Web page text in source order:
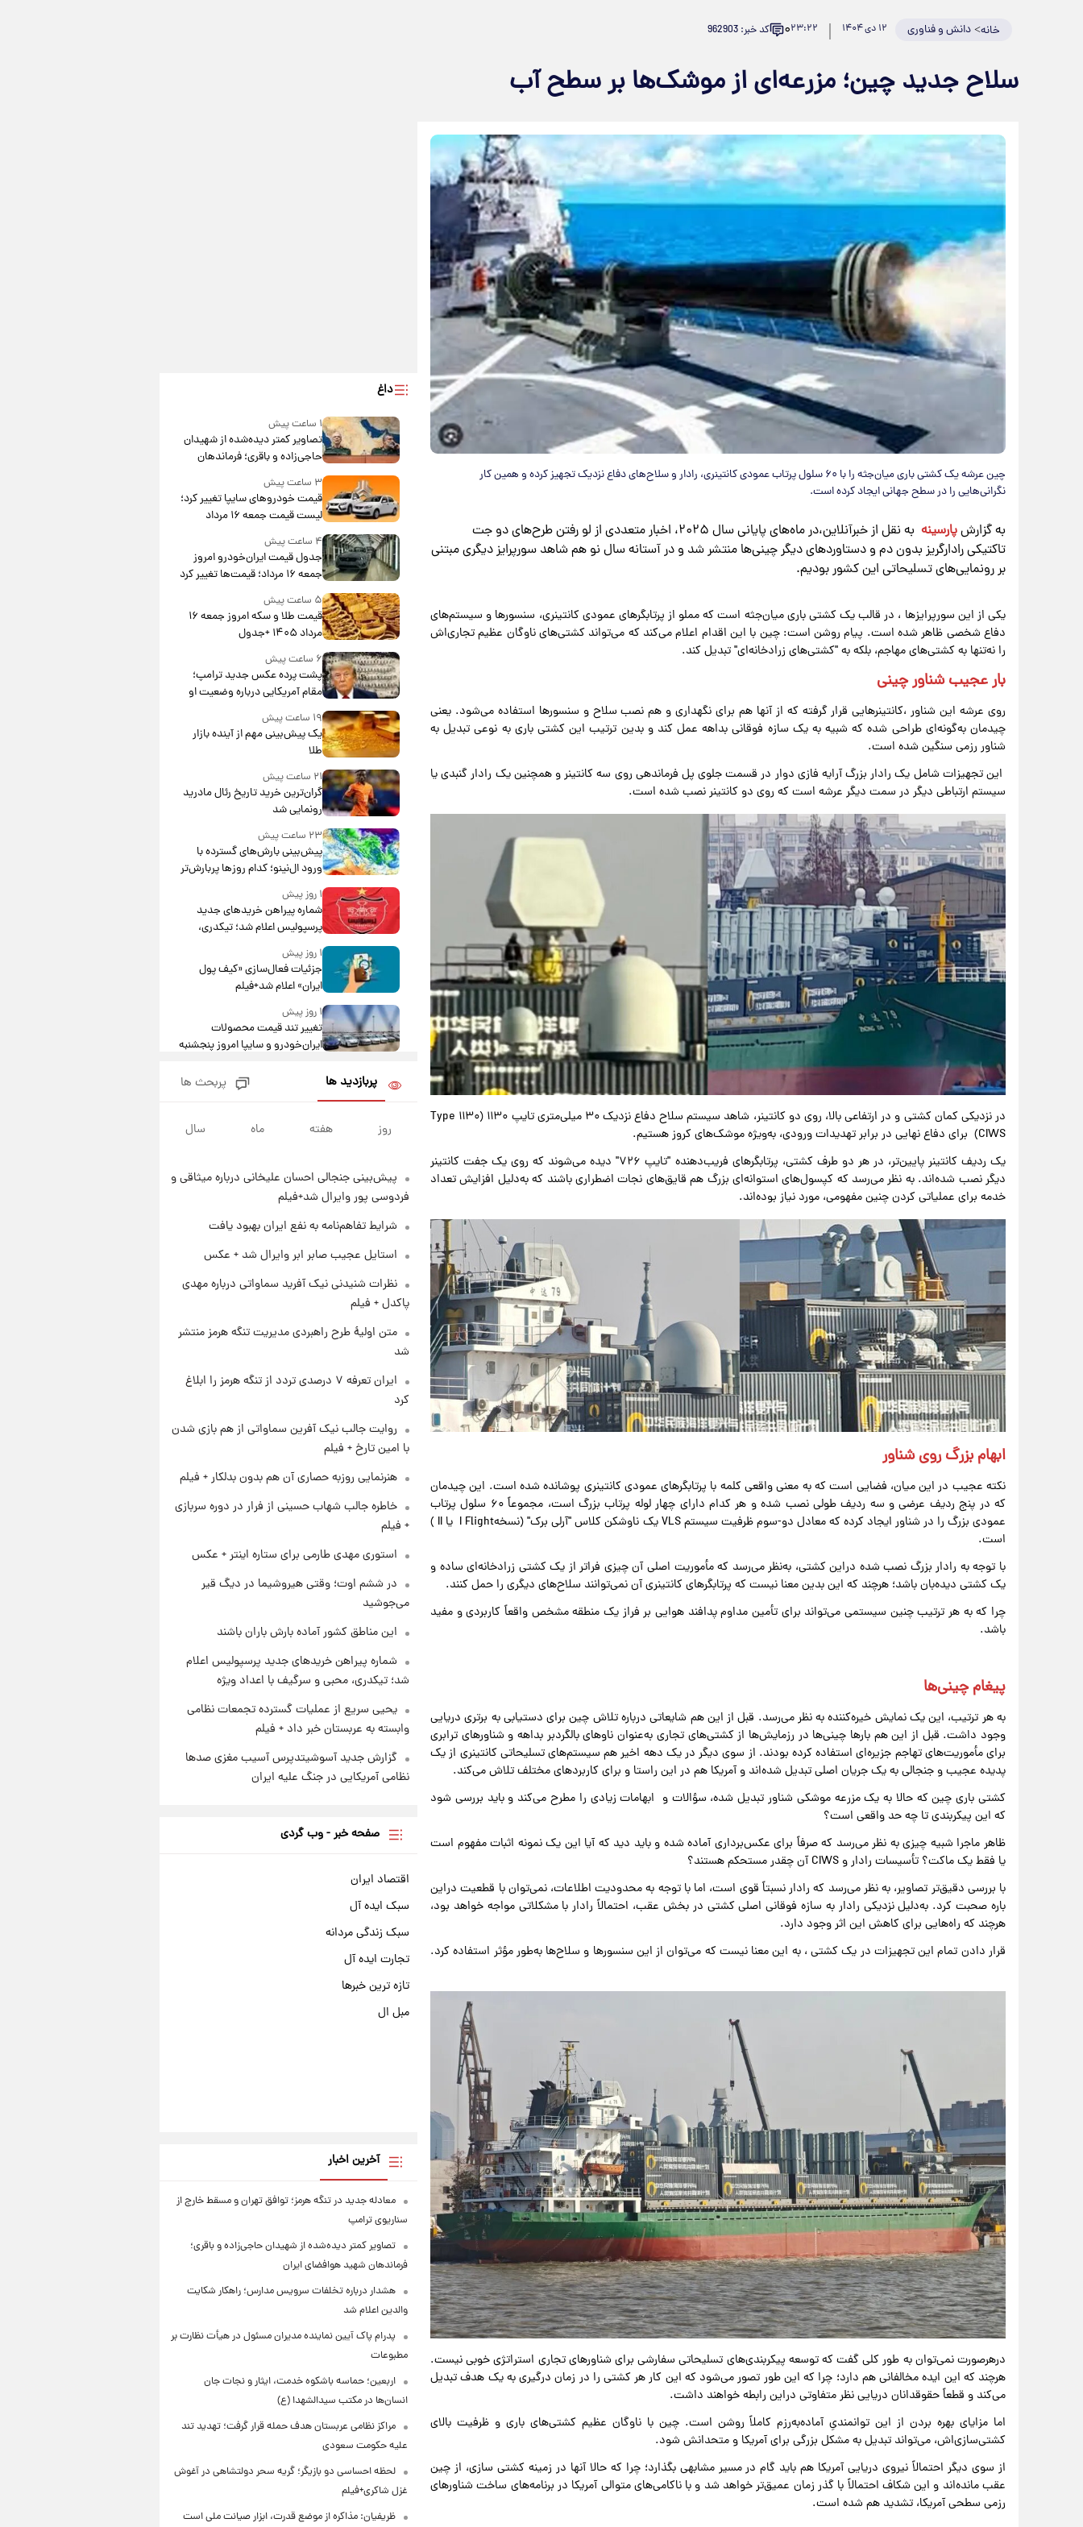
خانه>دانش و فناوری ۱۲ دی ۱۴۰۴ ۲۳:۲۲۰ کد خبر: 962903
سلاح جدید چین؛ مزرعه‌ای از موشک‌ها بر سطح آب
چین عرشه یک کشتی باری میان‌جثه را با ۶۰ سلول پرتاب عمودی کانتینری، رادار و سلاح‌های دفاع نزدیک تجهیز کرده و همین کار
نگرانی‌هایی را در سطح جهانی ایجاد کرده است.
به گزارشپارسینه
به نقل از خبرآنلاین،در ماه‌های پایانی سال ۲۰۲۵، اخبار متعددی از لو رفتن طرح‌های دو جت
تاکتیکی رادارگریز بدون دم و دستاوردهای دیگر چینی‌ها منتشر شد و در آستانه سال نو هم شاهد سورپرایز دیگری مبتنی
بر رونمایی‌های تسلیحاتی این کشور بودیم.
یکی از این سورپرایزها ، در قالب یک کشتی باری میان‌جثه است که مملو از پرتابگرهای عمودی کانتینری، سنسورها و سیستم‌های
دفاع شخصی ظاهر شده است. پیام روشن است: چین با این اقدام اعلام می‌کند که می‌تواند کشتی‌های ناوگان عظیم تجاری‌اش
را نه‌تنها به کشتی‌های مهاجم، بلکه به "کشتی‌های زرادخانه‌ای" تبدیل کند.
بار عجیب شناور چینی
روی عرشه این شناور ،کانتینرهایی قرار گرفته که از آنها هم برای نگهداری و هم نصب سلاح و سنسورها استفاده می‌شود. یعنی
چیدمان به‌گونه‌ای طراحی شده که شبیه به یک سازه فوقانی بداهه عمل کند و بدین ترتیب این کشتی باری به نوعی تبدیل به
شناور رزمی سنگین شده است.
این تجهیزات شامل یک رادار بزرگ آرایه فازی دوار در قسمت جلوی پل فرماندهی روی سه کانتینر و همچنین یک رادار گنبدی یا
سیستم ارتباطی دیگر در سمت دیگر عرشه است که روی دو کانتینر نصب شده است.
در نزدیکی کمان کشتی و در ارتفاعی بالا، روی دو کانتینر، شاهد سیستم سلاح دفاع نزدیک ۳۰ میلی‌متری تایپ ۱۱۳۰ (Type ۱۱۳۰
CIWS) برای دفاع نهایی در برابر تهدیدات ورودی، به‌ویژه موشک‌های کروز هستیم.
یک ردیف کانتینر پایین‌تر، در هر دو طرف کشتی، پرتابگرهای فریب‌دهنده "تایپ ۷۲۶" دیده می‌شوند که روی یک جفت کانتینر
دیگر نصب شده‌اند. به نظر می‌رسد که کپسول‌های استوانه‌ای بزرگ هم قایق‌های نجات اضطراری باشند که به‌دلیل افزایش تعداد
خدمه برای عملیاتی کردن چنین مفهومی، مورد نیاز بوده‌اند.
ابهام بزرگ روی شناور
نکته عجیب در این میان، فضایی است که به معنی واقعی کلمه با پرتابگرهای عمودی کانتینری پوشانده شده است. این چیدمان
که در پنج ردیف عرضی و سه ردیف طولی نصب شده و هر کدام دارای چهار لوله پرتاب بزرگ است، مجموعاً ۶۰ سلول پرتاب
عمودی بزرگ را در شناور ایجاد کرده که معادل دو-سوم ظرفیت سیستم VLS یک ناوشکن کلاس "آرلی برک" (نسخهI Flight یا II )
است.
با توجه به رادار بزرگ نصب شده دراین کشتی، به‌نظر می‌رسد که مأموریت اصلی آن چیزی فراتر از یک کشتی زرادخانه‌ای ساده و
یک کشتی دیده‌بان باشد؛ هرچند که این بدین معنا نیست که پرتابگرهای کانتینری آن نمی‌توانند سلاح‌های دیگری را حمل کنند.
چرا که به هر ترتیب چنین سیستمی می‌تواند برای تأمین مداوم پدافند هوایی بر فراز یک منطقه مشخص واقعاً کاربردی و مفید
باشد.
پیغام چینی‌ها
به هر ترتیب، این یک نمایش خیره‌کننده به نظر می‌رسد. قبل از این هم شایعاتی درباره تلاش چین برای دستیابی به برتری دریایی
وجود داشت. قبل از این هم بارها چینی‌ها در رزمایش‌ها از کشتی‌های تجاری به‌عنوان ناوهای بالگردبر بداهه و شناورهای ترابری
برای مأموریت‌های تهاجم جزیره‌ای استفاده کرده‌ بودند. از سوی دیگر در یک دهه اخیر هم سیستم‌های تسلیحاتی کانتینری از یک
پدیده عجیب و جنجالی به یک جریان اصلی تبدیل شده‌اند و آمریکا هم در این راستا و برای کاربردهای مختلف تلاش می‌کند.
کشتی باری چین که حالا به یک مزرعه موشکی شناور تبدیل شده، سؤالات و ابهامات زیادی را مطرح می‌کند و باید بررسی شود
که این پیکربندی تا چه حد واقعی است؟
ظاهر ماجرا شبیه چیزی به نظر می‌رسد که صرفاً برای عکس‌برداری آماده شده و باید دید که آیا این یک نمونه اثبات مفهوم است
یا فقط یک ماکت؟ تأسیسات رادار و CIWS آن چقدر مستحکم هستند؟
با بررسی دقیق‌تر تصاویر، به نظر می‌رسد که رادار نسبتاً قوی است، اما با توجه به محدودیت اطلاعات، نمی‌توان با قطعیت دراین
باره صحبت کرد. به‌دلیل نزدیکی رادار به سازه فوقانی اصلی کشتی در بخش عقب، احتمالاً رادار با مشکلاتی مواجه خواهد بود،
هرچند که راه‌هایی برای کاهش این اثر وجود دارد.
قرار دادن تمام این تجهیزات در یک کشتی ، به این معنا نیست که می‌توان از این سنسورها و سلاح‌ها به‌طور مؤثر استفاده کرد.
درهرصورت نمی‌توان به طور کلی گفت که توسعه پیکربندی‌های تسلیحاتی سفارشی برای شناورهای تجاری استراتژی خوبی نیست.
هرچند که این ایده مخالفانی هم دارد؛ چرا که این طور تصور می‌شود که این کار هر کشتی را در زمان درگیری به یک هدف تبدیل
می‌کند و قطعاً حقوقدانان دریایی نظر متفاوتی دراین رابطه خواهند داشت.
اما مزایای بهره بردن از این توانمندیِ آماده‌به‌رزم کاملاً روشن است. چین با ناوگان عظیم کشتی‌های باری و ظرفیت بالای
کشتی‌سازی‌اش، می‌تواند تبدیل به مشکل بزرگی برای آمریکا و متحدانش شود.
از سوی دیگر احتمالاً نیروی دریایی آمریکا هم باید گام در مسیر مشابهی بگذارد؛ چرا که حالا آنها در زمینه کشتی سازی، از چین
عقب مانده‌اند و این شکاف احتمالاً با گذر زمان عمیق‌تر خواهد شد و با ناکامی‌های متوالی آمریکا در برنامه‌های ساخت شناورهای
رزمی سطحی آمریکا، تشدید هم شده است.
داغ
۱ ساعت پیش
تصاویر کمتر دیده‌شده از شهیدان
حاجی‌زاده و باقری؛ فرماندهان
۳ ساعت پیش
قیمت خودروهای سایپا تغییر کرد؛
لیست قیمت جمعه ۱۶ مرداد
منتشر شد
۴ ساعت پیش
جدول قیمت ایران‌خودرو امروز
جمعه ۱۶ مرداد؛ قیمت‌ها تغییر کرد
۵ ساعت پیش
قیمت طلا و سکه امروز جمعه ۱۶
مرداد ۱۴۰۵ +جدول
۶ ساعت پیش
پشت پرده عکس جدید ترامپ؛
مقام آمریکایی درباره وضعیت او
چه گفت؟
۱۹ ساعت پیش
یک پیش‌بینی مهم از آینده بازار
طلا
۲۱ ساعت پیش
گران‌ترین خرید تاریخ رئال مادرید
رونمایی شد
۲۳ ساعت پیش
پیش‌بینی بارش‌های گسترده با
ورود ال‌نینو؛ کدام روزها پربارش‌تر
خواهند بود؟
۱ روز پیش
شماره پیراهن خریدهای جدید
پرسپولیس اعلام شد؛ تیکدری،
محبی و سرگیف با اعداد ویژه
۱ روز پیش
جزئیات فعال‌سازی «کیف پول
ایران» اعلام شد+فیلم
۱ روز پیش
تغییر تند قیمت محصولات
ایران‌خودرو و سایپا امروز پنجشنبه
قیمت طلا و سکه امروز پنجشنبه
۱۵ مرداد ۱۴۰۵
۱ روز پیش
۱ روز پیش
شرایط تازه فروش اقساطی سایپا
اعلام شد؛ شاهین، کوییک، اطلس،
جدول
سیگنال‌های جدید برای بازار طلا؛
پیش‌بینی قیمت سکه و طلا فردا
پربازدید ها پربحث ها
روز هفته ماه سال
پیش‌بینی جنجالی احسان علیخانی درباره میثاقی و
فردوسی پور وایرال شد+فیلم
شرایط تفاهم‌نامه به نفع ایران بهبود یافت
استایل عجیب صابر ابر وایرال شد + عکس
نظرات شنیدنی نیک آفرید سماواتی درباره مهدی
پاکدل + فیلم
متن اولیۀ طرح راهبردی مدیریت تنگه هرمز منتشر
شد
ایران تعرفه ۷ درصدی تردد از تنگه هرمز را ابلاغ
کرد
روایت جالب نیک آفرین سماواتی از هم بازی شدن
با امین تارخ + فیلم
هنرنمایی روزبه حصاری آن هم بدون بدلکار + فیلم
خاطره جالب شهاب حسینی از فرار در دوره سربازی
+ فیلم
استوری مهدی طارمی برای ستاره اینتر + عکس
در ششم اوت؛ وقتی هیروشیما در دیگ قیر
می‌جوشید
این مناطق کشور آماده بارش باران باشند
شماره پیراهن خریدهای جدید پرسپولیس اعلام
شد؛ تیکدری، محبی و سرگیف با اعداد ویژه
یحیی سریع از عملیات گسترده تجمعات نظامی
وابسته به عربستان خبر داد + فیلم
گزارش جدید آسوشیتدپرس آسیب مغزی صدها
نظامی آمریکایی در جنگ علیه ایران
صفحه خبر - وب گردی
اقتصاد ایران
سبک ایده آل
سبک زندگی مردانه
تجارت ایده آل
تازه ترین خبرها
مبل ال
آخرین اخبار
معادله جدید در تنگه هرمز؛ توافق تهران و مسقط خارج از
سناریوی ترامپ
تصاویر کمتر دیده‌شده از شهیدان حاجی‌زاده و باقری؛
فرماندهان شهید هوافضای ایران
هشدار درباره تخلفات سرویس مدارس؛ راهکار شکایت
والدین اعلام شد
پدرام پاک آیین نماینده مدیران مسئول در هیأت نظارت بر
مطبوعات
اربعین؛ حماسه باشکوه خدمت، ایثار و نجات جان
انسان‌ها در مکتب سیدالشهدا (ع)
مراکز نظامی عربستان هدف حمله قرار گرفت؛ تهدید تند
علیه حکومت سعودی
لحظه احساسی دو بازیگر؛ گریه سحر دولتشاهی در آغوش
غزل شاکری+فیلم
ظریفیان: مذاکره از موضع قدرت، ابزار صیانت ملی است